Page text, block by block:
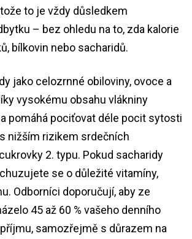
to je vždy důsledkem
– bez ohledu na to, zda kalorie
bílkovin nebo sacharidů.
jako celozrnné obiloviny, ovoce a
vysokému obsahu vlákniny
pomáhá pociťovat déle pocit sytosti
nižším rizikem srdečních
2. typu. Pokud sacharidy
se o důležité vitamíny,
Odborníci doporučují, aby ze
45 až 60 % vašeho denního
samozřejmě s důrazem na